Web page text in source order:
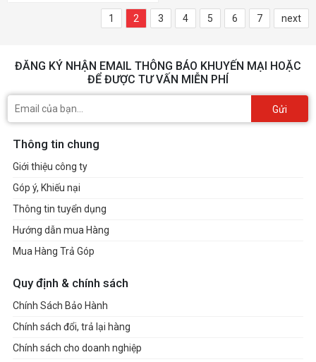
1 2 3 4 5 6 7 next
ĐĂNG KÝ NHẬN EMAIL THÔNG BÁO KHUYẾN MẠI HOẶC
ĐỂ ĐƯỢC TƯ VẤN MIỄN PHÍ
Gửi
Thông tin chung
Giới thiệu công ty
Góp ý, Khiếu nại
Thông tin tuyển dụng
Hướng dẫn mua Hàng
Mua Hàng Trả Góp
Quy định & chính sách
Chính Sách Bảo Hành
Chính sách đổi, trả lại hàng
Chính sách cho doanh nghiệp